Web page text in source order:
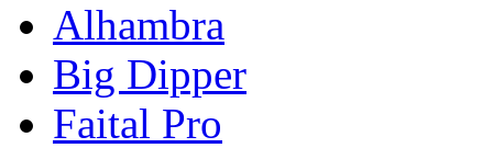
Alhambra
Big Dipper
Faital Pro